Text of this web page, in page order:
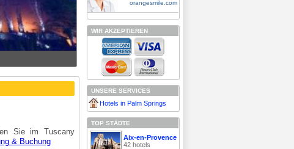
Sie im Tuscany
& Buchung
orangesmile.com
WIR AKZEPTIEREN
UNSERE SERVICES
Hotels in Palm Springs
TOP STÄDTE
Aix-en-Provence
42 hotels